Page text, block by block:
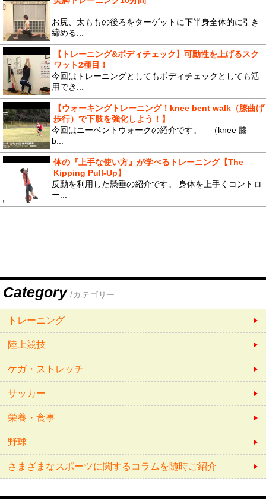
お尻、太ももの後ろをターゲットに下半身全体的に引き
締める...
【トレーニング&ボディチェック】可動性を上げるスク
ワット2種目！
今回はトレーニングとしてもボディチェックとしても活
用でき...
【ウォーキングトレーニング！knee bent walk（膝曲げ
歩行）で下肢を強化しよう！】
今回はニーベントウォークの紹介です。 （knee 膝
b...
体の『上手な使い方』が学べるトレーニング【The
Kipping Pull-Up】
反動を利用した懸垂の紹介です。 身体を上手くコントロ
ー...
Category /カテゴリー
トレーニング
陸上競技
ケガ・ストレッチ
サッカー
栄養・食事
野球
さまざまなスポーツに関するコラムを随時ご紹介